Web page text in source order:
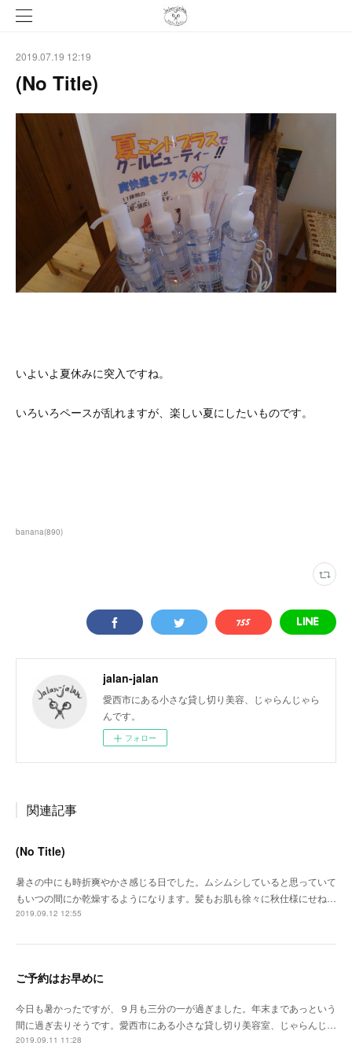
2019.07.19 12:19
(No Title)
いよいよ夏休みに突入ですね。
いろいろペースが乱れますが、楽しい夏にしたいものです。
banana(890)
jalan-jalan
愛西市にある小さな貸し切り美容、じゃらんじゃら
んです。
フォロー
関連記事
(No Title)
暑さの中にも時折爽やかさ感じる日でした。ムシムシしていると思っていて
もいつの間にか乾燥するようになります。髪もお肌も徐々に秋仕様にせね…
2019.09.12 12:55
ご予約はお早めに
今日も暑かったですが、９月も三分の一が過ぎました。年末まであっという
間に過ぎ去りそうです。愛西市にある小さな貸し切り美容室、じゃらんじ…
2019.09.11 11:28